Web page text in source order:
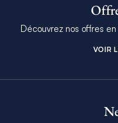
Découvrez nos offres
VOIR